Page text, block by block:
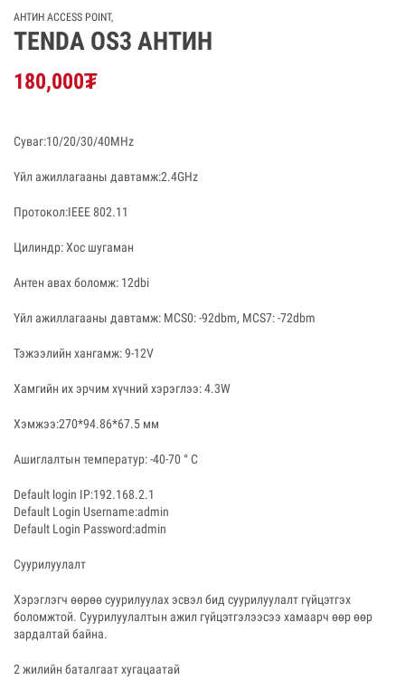
АНТИН ACCESS POINT,
ТENDA OS3 АНТИН
180,000₮
Суваг:10/20/30/40MHz
Үйл ажиллагааны давтамж:2.4GHz
Протокол:IEEE 802.11
Цилиндр: Хос шугаман
Антен авах боломж: 12dbi
Үйл ажиллагааны давтамж: MCS0: -92dbm, MCS7: -72dbm
Тэжээлийн хангамж: 9-12V
Хамгийн их эрчим хүчний хэрэглээ: 4.3W
Хэмжээ:270*94.86*67.5 мм
Ашиглалтын температур: -40-70 ° C
Default login IP:192.168.2.1
Default Login Username:admin
Default Login Password:admin
Суурилуулалт
Хэрэглэгч өөрөө суурилуулах эсвэл бид суурилуулалт гүйцэтгэх
боломжтой. Суурилуулалтын ажил гүйцэтгэлээсээ хамаарч өөр өөр
зардалтай байна.
2 жилийн баталгаат хугацаатай